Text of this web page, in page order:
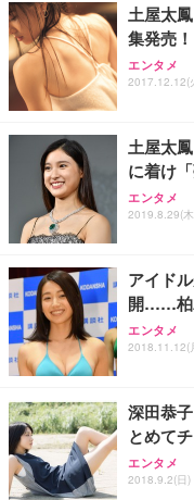
務用 おし
Sezlife オ
ワーク チ
能 人間工
務用 おし
ッシュ 通
ス圧無段
【整備済
ー フル
ort/VGA
【
HOOTER
グモニタ
Smart
限定】
超厚型 お
アイリス
ュラー
土屋太
集発売！
エンタメ
2017.12.12(
土屋太
に着け
エンタメ
2019.8.29(
アイド
開……柏
エンタメ
2018.11.12(
深田恭
とめて
エンタメ
2018.9.2(日)